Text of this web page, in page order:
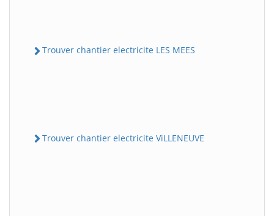
Trouver chantier electricite LES MEES
Trouver chantier electricite ViLLENEUVE